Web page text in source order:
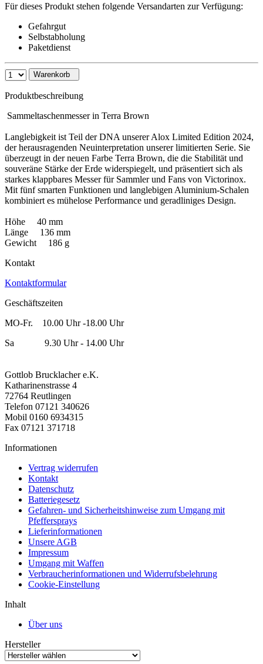
Für dieses Produkt stehen folgende Versandarten zur Verfügung:
Gefahrgut
Selbstabholung
Paketdienst
Warenkorb
Produktbeschreibung
Sammeltaschenmesser in Terra Brown
Langlebigkeit ist Teil der DNA unserer Alox Limited Edition 2024,
der herausragenden Neuinterpretation unserer limitierten Serie. Sie
überzeugt in der neuen Farbe Terra Brown, die die Stabilität und
souveräne Stärke der Erde widerspiegelt, und präsentiert sich als
starkes klappbares Messer für Sammler und Fans von Victorinox.
Mit fünf smarten Funktionen und langlebigen Aluminium-Schalen
kombiniert es mühelose Performance und geradliniges Design.
Höhe 40 mm
Länge 136 mm
Gewicht 186 g
Kontakt
Kontaktformular
Geschäftszeiten
MO-Fr. 10.00 Uhr -18.00 Uhr
Sa 9.30 Uhr - 14.00 Uhr
Gottlob Brucklacher e.K.
Katharinenstrasse 4
72764 Reutlingen
Telefon 07121 340626
Mobil 0160 6934315
Fax 07121 371718
Informationen
Vertrag widerrufen
Kontakt
Datenschutz
Batteriegesetz
Gefahren- und Sicherheitshinweise zum Umgang mit
Pfeffersprays
Lieferinformationen
Unsere AGB
Impressum
Umgang mit Waffen
Verbraucherinformationen und Widerrufsbelehrung
Cookie-Einstellung
Inhalt
Über uns
Hersteller